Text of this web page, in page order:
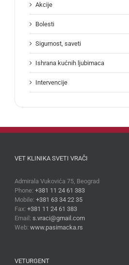
Akcije
Bolesti
Sigurnost, saveti
Ishrana kućnih ljubimaca
Intervencije
VET KLINIKA SVETI VRAČI
Admirala Vukovića 75, Beograd
Phone: +381 11 24 61 383
Mobile: +381 63 34 22 35
Fax: +381 11 24 61 383
Email: s.vraci@gmail.com
Web: www.pasimacka.rs
VETURGENT